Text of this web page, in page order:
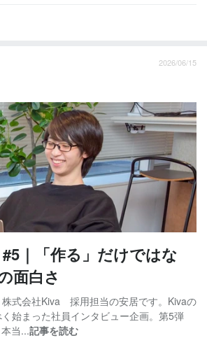
2026/06/15
｜「作る」だけではな
面白さ
株式会社Kiva 採用担当の安居です。Kivaの
始まった社員インタビュー企画。第5弾
当...記事を読む